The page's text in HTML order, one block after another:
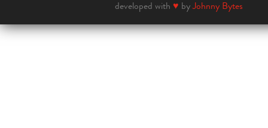
developed with ♥ byJohnny Bytes